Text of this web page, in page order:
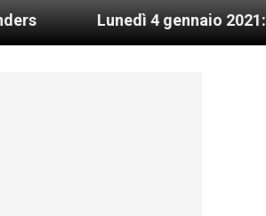
Lunedì 4 gennaio 2021: Possesso